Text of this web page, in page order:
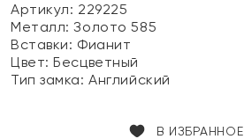
Артикул: 229225
Металл:Золото 585
Вставки: Фианит
Цвет:Бесцветный
Тип замка:Английский
В ИЗБРАННОЕ